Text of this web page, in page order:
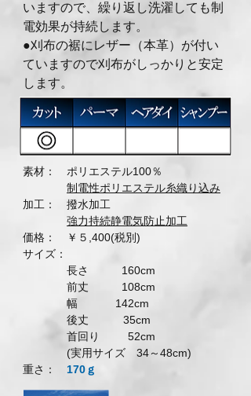
いますので、 繰り返し洗濯しても制
電効果が持続します。
​●刈布の裾にレザー（本革）が付い
ていますので刈布がしっかりと安定
します。
素材： ポリエステル100％
制電性ポリエステル糸織り込み
加工： 撥水加工
強力持続静電気防止加工
価格： ￥５,400(税別)
サイズ：
長さ 160cm
前丈 108cm
幅 142cm
後丈 35cm
首回り 52cm
(実用サイズ 34～48cm)
​重さ： 170ｇ